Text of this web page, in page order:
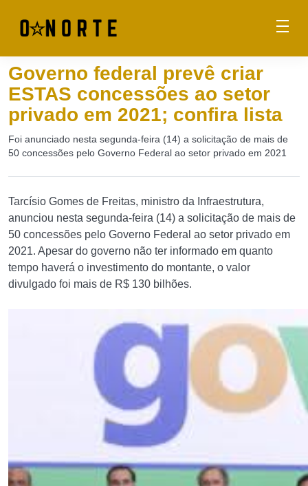
Governo federal prevê criar
ESTAS concessões ao setor
privado em 2021; confira lista
Foi anunciado nesta segunda-feira (14) a solicitação de mais de
50 concessões pelo Governo Federal ao setor privado em 2021
Tarcísio Gomes de Freitas, ministro da Infraestrutura,
anunciou nesta segunda-feira (14) a solicitação de mais de
50 concessões pelo Governo Federal ao setor privado em
2021. Apesar do governo não ter informado em quanto
tempo haverá o investimento do montante, o valor
divulgado foi mais de R$ 130 bilhões.